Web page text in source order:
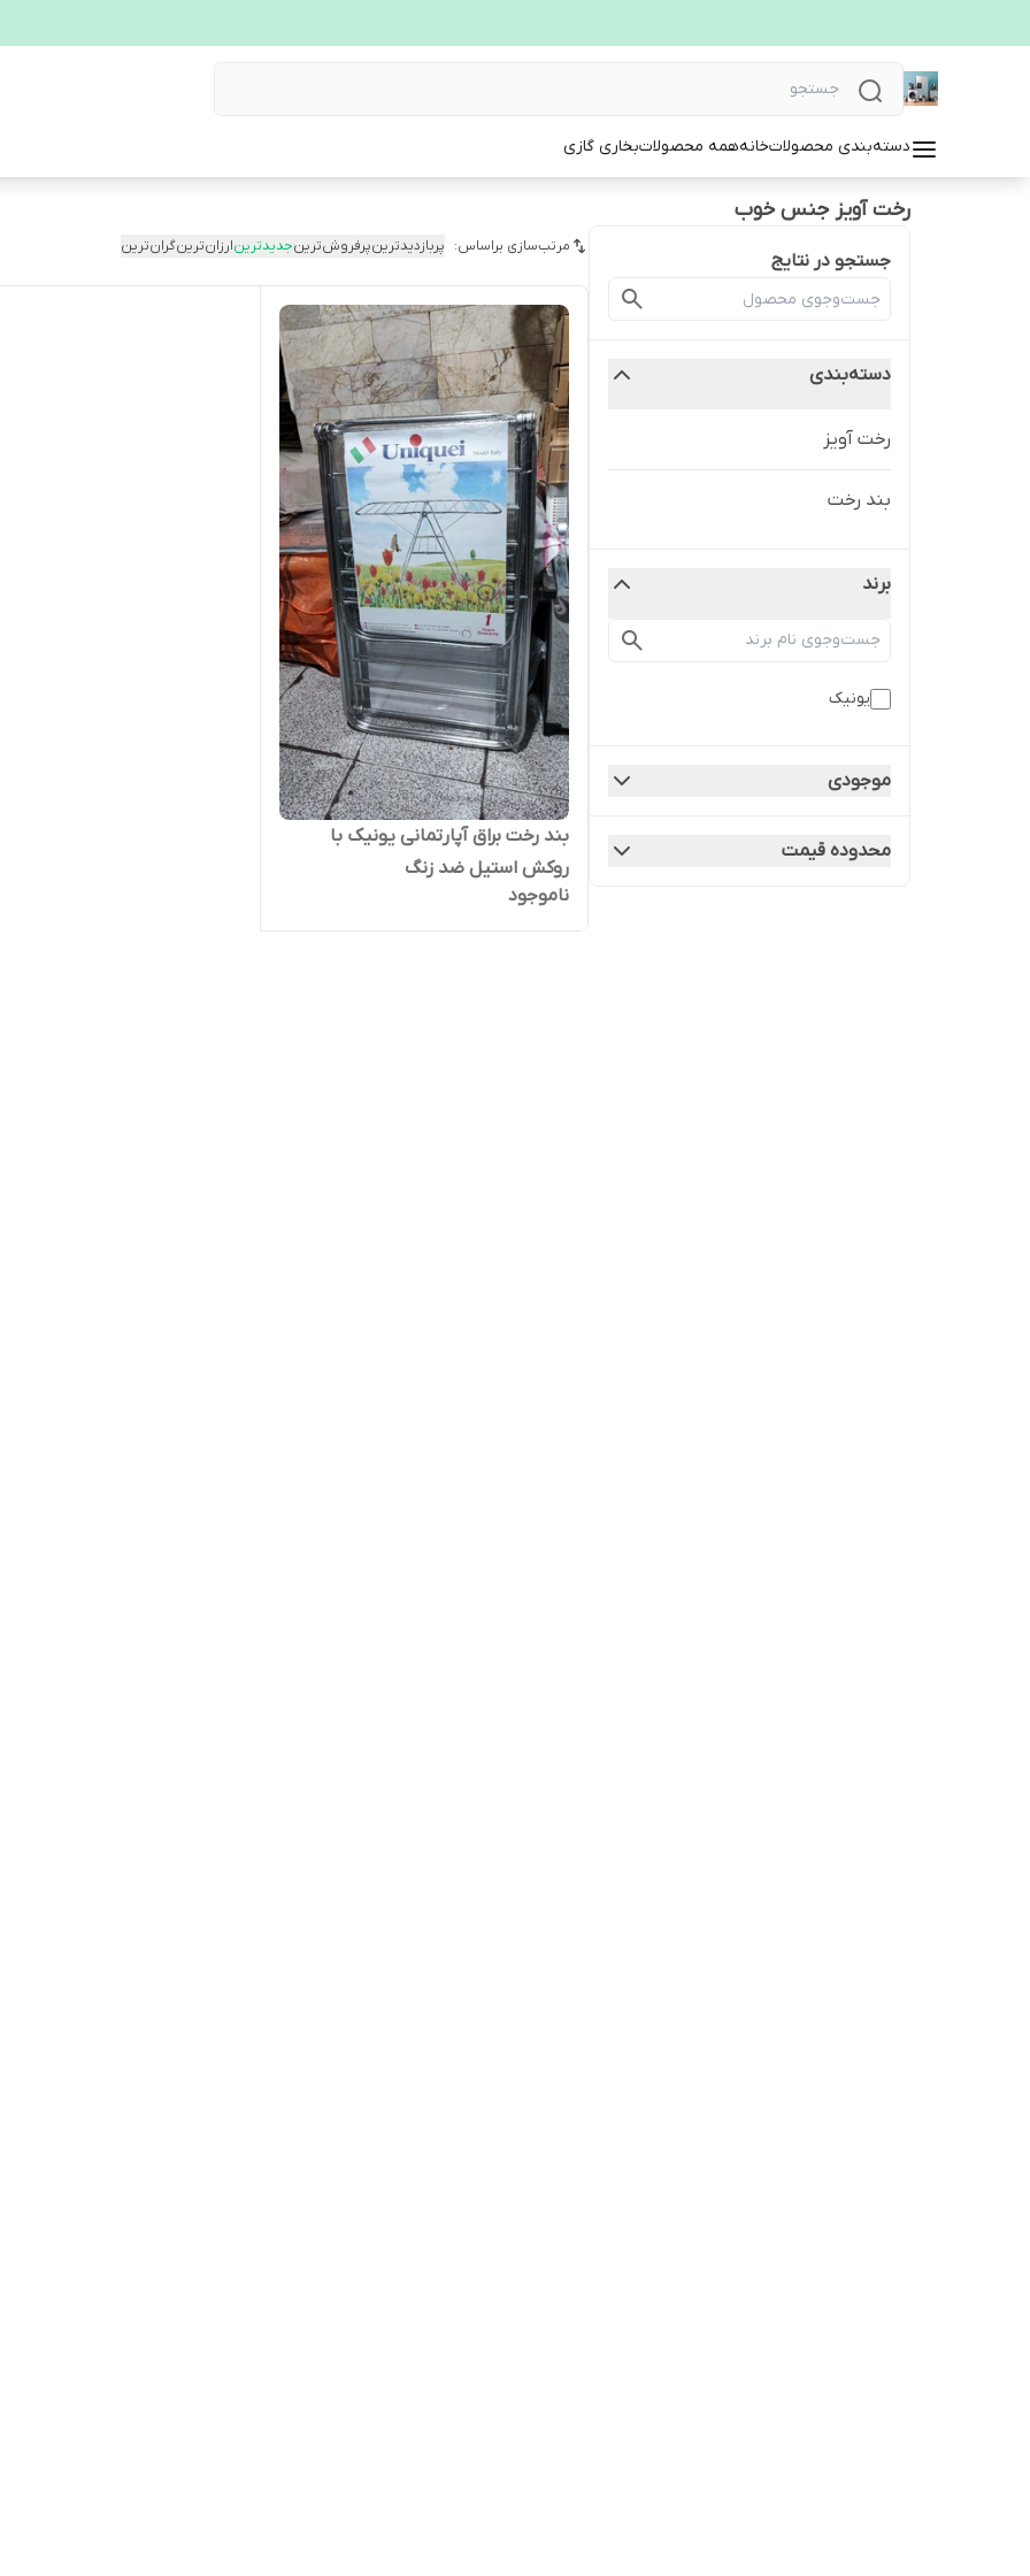
دسته‌بندی محصولاتخانههمه محصولاتبخاری گازی
رخت آویز جنس خوب
جستجو در نتایج
دسته‌بندی
رخت آویز
بند رخت
برند
یونیک
موجودی
محدوده قیمت
مرتب‌سازی براساس: پربازدیدترینپرفروش‌ترینجدیدترینارزان‌ترینگران‌ترین
بند رخت براق آپارتمانی یونیک با
روکش استیل ضد زنگ
ناموجود